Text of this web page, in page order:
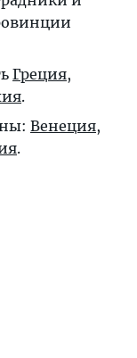
Греция,
.
Венеция,
.